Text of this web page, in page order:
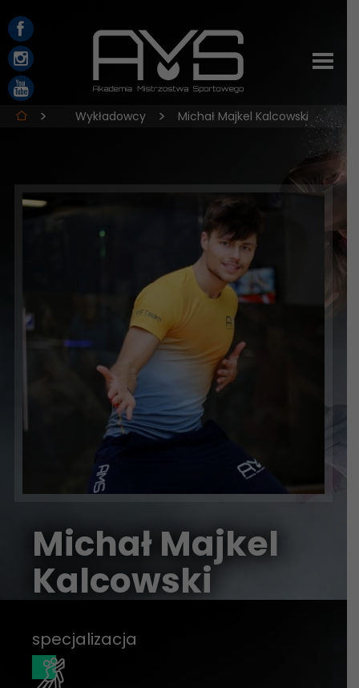
Wykładowcy Michał Majkel Kalcowski
Michał Majkel
Kalcowski
specjalizacja